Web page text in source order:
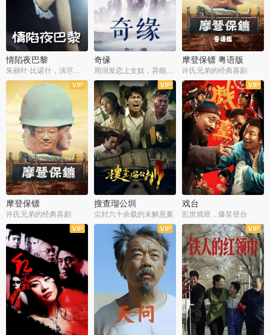
情陷夜巴黎
朱丽叶·比诺什，演尽失爱之痛
奇缘
周润发恋上女奴，异能护体战邪派
摩登保镖 粤语版
许氏兄弟的经典喜剧
摩登保镖
许氏兄弟的经典喜剧
搜查瑠公圳
尘封六十余载的未解悬案
戏台
乱世戏班，爆笑登台